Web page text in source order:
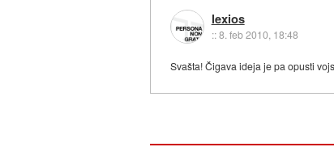
lexios
::8. feb 2010, 18:48
Svašta! Čigava ideja je pa opusti